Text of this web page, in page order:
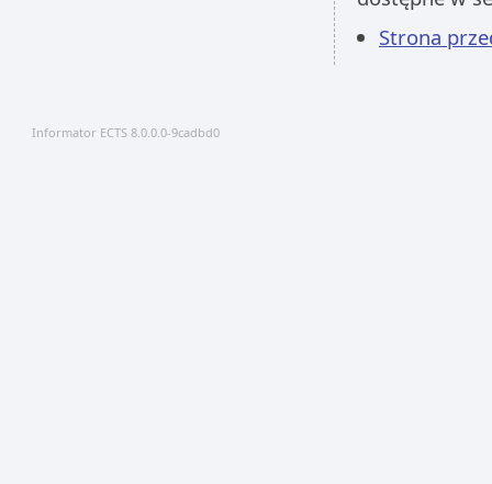
Strona
Informator ECTS 8.0.0.0-9cadbd0